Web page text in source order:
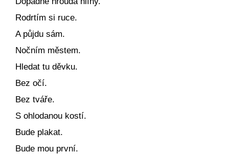
Rodrtím si ruce.
A půjdu sám.
Nočním městem.
Hledat tu děvku.
Bez očí.
Bez tváře.
S ohlodanou kostí.
Bude plakat.
Bude mou první.